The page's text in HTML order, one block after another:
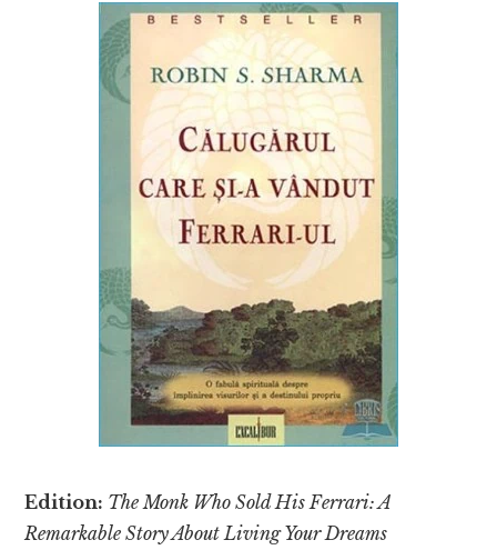
Edition: The Monk Who Sold His Ferrari: A
Remarkable Story About Living Your Dreams